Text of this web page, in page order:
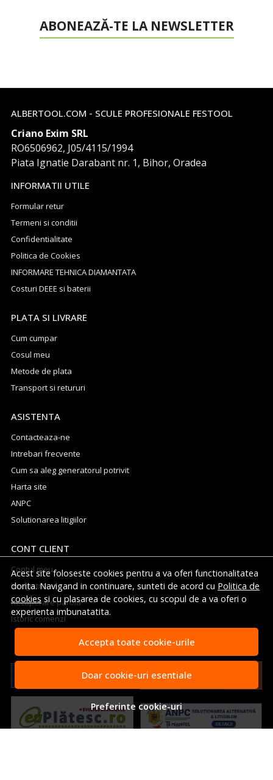
Acest site foloseste cookies pentru a va oferi functionalitatea
dorita. Navigand in continuare, sunteti de acord cu Politica de
cookiessi cu plasarea de cookies, cu scopul de a va oferi o
experienta imbunatatita.
Accepta toate cookie-urile
Doar cookie-uri esentiale
Preferinte cookie-uri
ABONEAZĂ-TE LA NEWSLETTER
ALBERTOOL.COM - SCULE PROFESIONALE FESTOOL
Criano Exim SRL
RO6506962, J05/4115/1994
Piata Ignatie Darabant nr. 1, Bihor, Oradea
INFORMATII UTILE
Formular retur
Termeni si conditii
Confidentialitate
Politica de Cookies
INFORMARE TEHNICA DIAMANTATA
Costuri DEEE si baterii
PLATA SI LIVRARE
Cum cumpar
Cosul meu
Metode de plata
Transport si retururi
ASISTENTA
Contacteaza-ne
Intrebari frecvente
Cum sa aleg generatorul potrivit
Harta site
ANPC
Solutionarea litigiilor
CONT CLIENT
Contul meu
Inregistrare
Recuperare parola
Istoric comenzi